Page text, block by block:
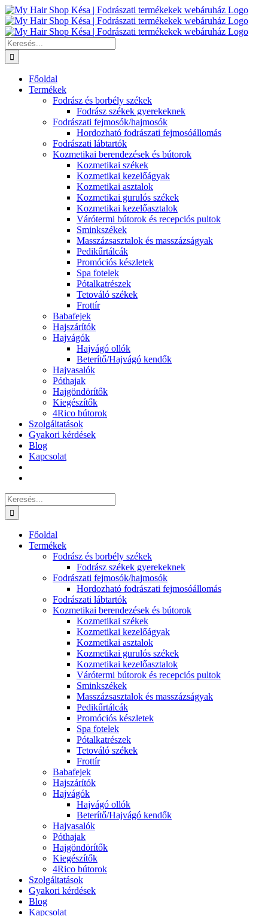
Kihagyás
Keresés...
Főoldal
Termékek
Fodrász és borbély székek
Fodrász székek gyerekeknek
Fodrászati fejmosók/hajmosók
Hordozható fodrászati fejmosóállomás
Fodrászati lábtartók
Kozmetikai berendezések és bútorok
Kozmetikai székek
Kozmetikai kezelőágyak
Kozmetikai asztalok
Kozmetikai gurulós székek
Kozmetikai kezelőasztalok
Várótermi bútorok és recepciós pultok
Sminkszékek
Masszázsasztalok és masszázságyak
Pedikűrtálcák
Promóciós készletek
Spa fotelek
Pótalkatrészek
Tetováló székek
Frottír
Babafejek
Hajszárítók
Hajvágók
Hajvágó ollók
Beterítő/Hajvágó kendők
Hajvasalók
Póthajak
Hajgöndörítők
Kiegészítők
4Rico bútorok
Szolgáltatások
Gyakori kérdések
Blog
Kapcsolat
Keresés...
Főoldal
Termékek
Fodrász és borbély székek
Fodrász székek gyerekeknek
Fodrászati fejmosók/hajmosók
Hordozható fodrászati fejmosóállomás
Fodrászati lábtartók
Kozmetikai berendezések és bútorok
Kozmetikai székek
Kozmetikai kezelőágyak
Kozmetikai asztalok
Kozmetikai gurulós székek
Kozmetikai kezelőasztalok
Várótermi bútorok és recepciós pultok
Sminkszékek
Masszázsasztalok és masszázságyak
Pedikűrtálcák
Promóciós készletek
Spa fotelek
Pótalkatrészek
Tetováló székek
Frottír
Babafejek
Hajszárítók
Hajvágók
Hajvágó ollók
Beterítő/Hajvágó kendők
Hajvasalók
Póthajak
Hajgöndörítők
Kiegészítők
4Rico bútorok
Szolgáltatások
Gyakori kérdések
Blog
Kapcsolat